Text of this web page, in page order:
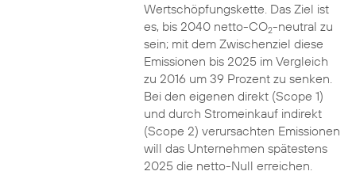
Wertschöpfungskette. Das Ziel ist
es, bis 2040 netto-CO2-neutral zu
sein; mit dem Zwischenziel diese
Emissionen bis 2025 im Vergleich
zu 2016 um 39 Prozent zu senken.
Bei den eigenen direkt (Scope 1)
und durch Stromeinkauf indirekt
(Scope 2) verursachten Emissionen
will das Unternehmen spätestens
2025 die netto-Null erreichen.